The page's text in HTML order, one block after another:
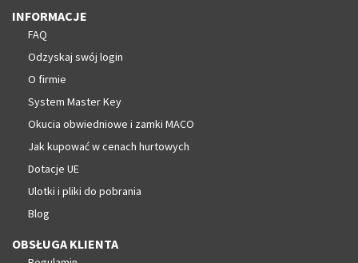
INFORMACJE
FAQ
Odzyskaj swój login
O firmie
System Master Key
Okucia obwiedniowe i zamki MACO
Jak kupować w cenach hurtowych
Dotacje UE
Ulotki i pliki do pobrania
Blog
OBSŁUGA KLIENTA